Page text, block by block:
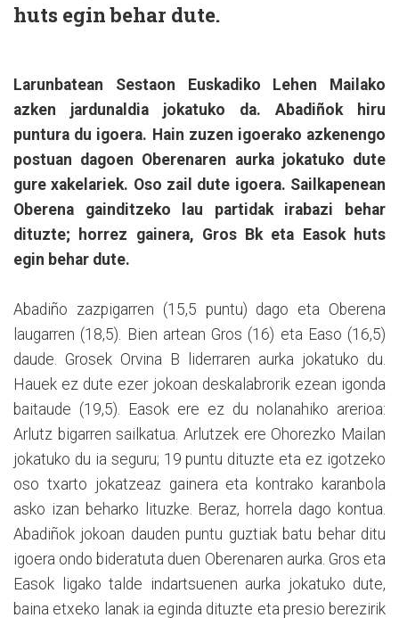
huts egin behar dute.
Larunbatean Sestaon Euskadiko Lehen Mailako
azken jardunaldia jokatuko da. Abadiñok hiru
puntura du igoera. Hain zuzen igoerako azkenengo
postuan dagoen Oberenaren aurka jokatuko dute
gure xakelariek. Oso zail dute igoera. Sailkapenean
Oberena gainditzeko lau partidak irabazi behar
dituzte; horrez gainera, Gros Bk eta Easok huts
egin behar dute.
Abadiño zazpigarren (15,5 puntu) dago eta Oberena
laugarren (18,5). Bien artean Gros (16) eta Easo (16,5)
daude. Grosek Orvina B liderraren aurka jokatuko du.
Hauek ez dute ezer jokoan deskalabrorik ezean igonda
baitaude (19,5). Easok ere ez du nolanahiko arerioa:
Arlutz bigarren sailkatua. Arlutzek ere Ohorezko Mailan
jokatuko du ia seguru; 19 puntu dituzte eta ez igotzeko
oso txarto jokatzeaz gainera eta kontrako karanbola
asko izan beharko lituzke. Beraz, horrela dago kontua.
Abadiñok jokoan dauden puntu guztiak batu behar ditu
igoera ondo bideratuta duen Oberenaren aurka. Gros eta
Easok ligako talde indartsuenen aurka jokatuko dute,
baina etxeko lanak ia eginda dituzte eta presio berezirik